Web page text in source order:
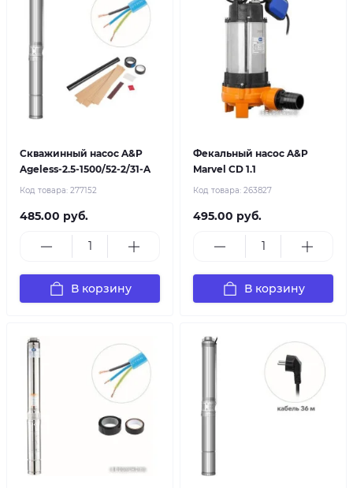
Скважинный насос A&P
Ageless-2.5-1500/52-2/31-A
Код товара: 277152
485.00 руб.
В корзину
Фекальный насос A&P
Marvel CD 1.1
Код товара: 263827
495.00 руб.
В корзину